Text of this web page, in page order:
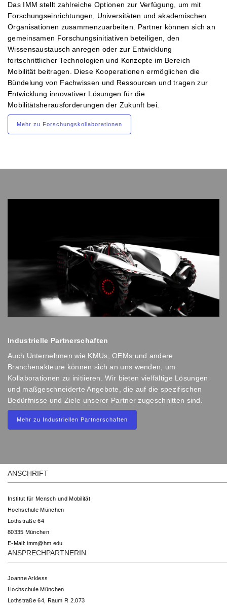
Das IMM stellt zahlreiche Optionen zur Verfügung, um mit
Forschungseinrichtungen, Universitäten und akademischen
Organisationen zusammenzuarbeiten. Partner können sich an
gemeinsamen Forschungsinitiativen beteiligen, den
Wissensaustausch anregen oder zur Entwicklung
fortschrittlicher Technologien und Konzepte im Bereich
Mobilität beitragen. Diese Kooperationen ermöglichen die
Bündelung von Fachwissen und Ressourcen und tragen zur
Entwicklung innovativer Lösungen für die
Mobilitätsherausforderungen der Zukunft bei.
Mehr zu Forschungskollaborationen
Industrielle Partnerschaften
Auch Unternehmen wie KMUs, OEMs und andere
Branchenakteure können sich an uns wenden, um
Kollaborationen zu initiieren. Wir bieten vielfältige Lösungen
und maßgeschneiderte Angebote, die auf die spezifischen
Bedürfnisse und Ziele unserer Partner zugeschnitten sind.
Mehr zu Industriellen Partnerschaften
ANSCHRIFT
Institut für Mensch und Mobilität
Hochschule München
Lothstraße 64
80335 München
E-Mail:imm@hm.edu
ANSPRECHPARTNERIN
Joanne Arkless
Hochschule München
Lothstraße 64, Raum R 2.073